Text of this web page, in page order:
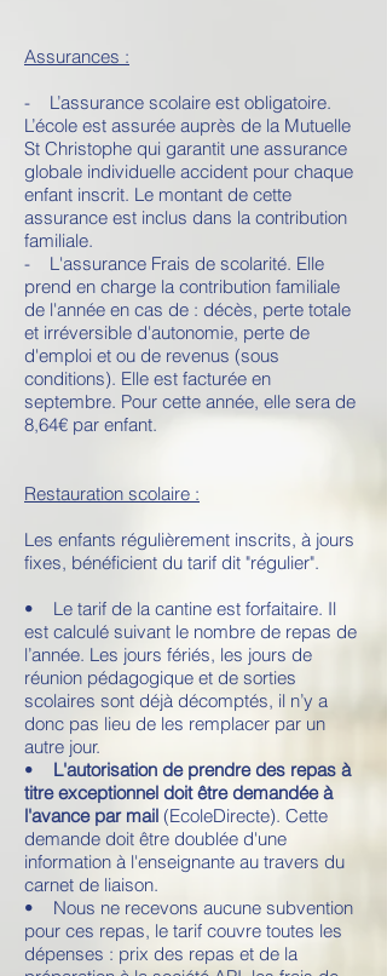
Assurances :
- L’assurance scolaire est obligatoire.
L’école est assurée auprès de la Mutuelle
St Christophe qui garantit une assurance
globale individuelle accident pour chaque
enfant inscrit. Le montant de cette
assurance est inclus dans la contribution
familiale.
- L'assurance Frais de scolarité. Elle
prend en charge la contribution familiale
de l'année en cas de : décès, perte totale
et irréversible d'autonomie, perte de
d'emploi et ou de revenus (sous
conditions). Elle est facturée en
septembre. Pour cette année, elle sera de
8,64€ par enfant.
Restauration scolaire :
Les enfants régulièrement inscrits, à jours
fixes, bénéficient du tarif dit "régulier".
• Le tarif de la cantine est forfaitaire. Il
est calculé suivant le nombre de repas de
l’année. Les jours fériés, les jours de
réunion pédagogique et de sorties
scolaires sont déjà décomptés, il n’y a
donc pas lieu de les remplacer par un
autre jour.
• L'autorisation de prendre des repas à
titre exceptionnel doit être demandée à
l'avance par mail (EcoleDirecte). Cette
demande doit être doublée d'une
information à l'enseignante au travers du
carnet de liaison.
•
Nous ne recevons aucune subvention
pour ces repas, le tarif couvre toutes les
dépenses : prix des repas et de la